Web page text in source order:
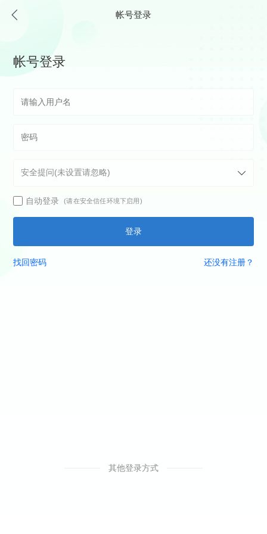
帐号登录
帐号登录
自动登录 (请在安全信任环境下启用)
登录
找回密码 还没有注册？
其他登录方式